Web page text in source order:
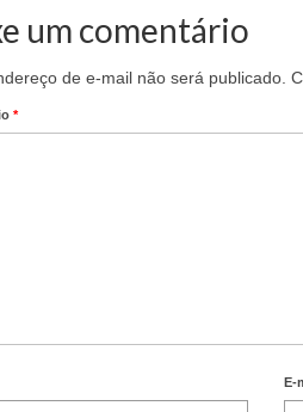
um comentário
de e-mail não será publicado.
*
E-